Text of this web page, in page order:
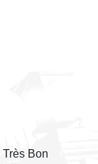
Très Bon